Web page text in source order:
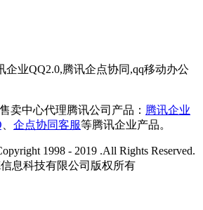
卖中心代理腾讯公司产品： 腾讯企业
企点协同客服等腾讯企业产品。
1998 - 2019 .All Rights Reserved.
息科技有限公司版权所有